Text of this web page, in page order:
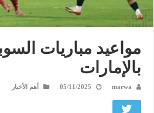
مواعيد مباريات
بالإمارات
marwa
05/11/2025 أهم الأخبار